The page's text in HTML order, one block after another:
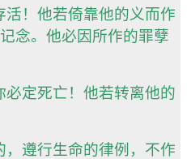
！他若倚靠他的义而作
念。他必因所作的罪孽
定死亡！他若转离他的
遵行生命的律例，不作